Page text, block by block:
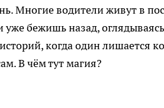
Многие водители живут в
уже бежишь назад,
когда один лишается
В чём тут магия?